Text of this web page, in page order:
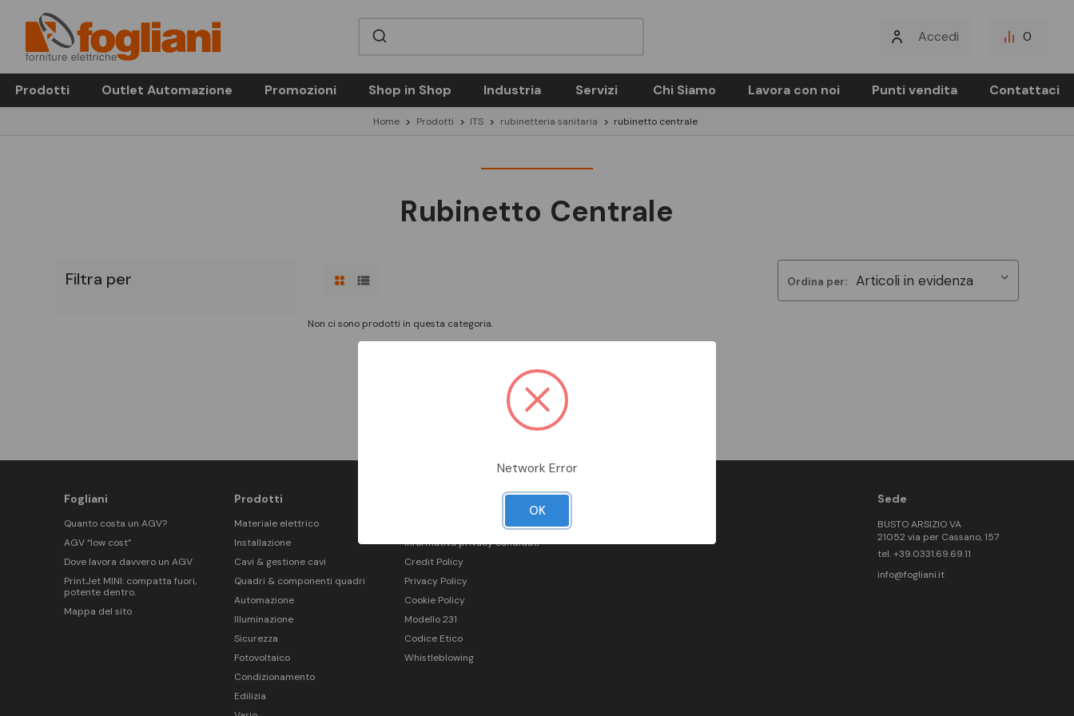
Accedi 0
Prodotti Outlet Automazione Promozioni Shop in Shop Industria Servizi Chi Siamo Lavora con noi Punti vendita Contattaci
Home Prodotti ITS rubinetteria sanitaria rubinetto centrale
Rubinetto Centrale
Filtra per Ordina per:
Non ci sono prodotti in questa categoria.
Fogliani
Quanto costa un AGV?
AGV “low cost”
Dove lavora davvero un AGV
PrintJet MINI: compatta fuori,
potente dentro.
Mappa del sito
Prodotti
Materiale elettrico
Installazione
Cavi & gestione cavi
Quadri & componenti quadri
Automazione
Illuminazione
Sicurezza
Fotovoltaico
Condizionamento
Edilizia
Informazioni legali
Condizioni generali di vendita
Informativa privacy candidati
Credit Policy
Privacy Policy
Cookie Policy
Modello 231
Codice Etico
Whistleblowing
Sede
BUSTO ARSIZIO VA
21052 via per Cassano, 157
tel. +39.0331.69.69.11
info@fogliani.it
Network Error
OK